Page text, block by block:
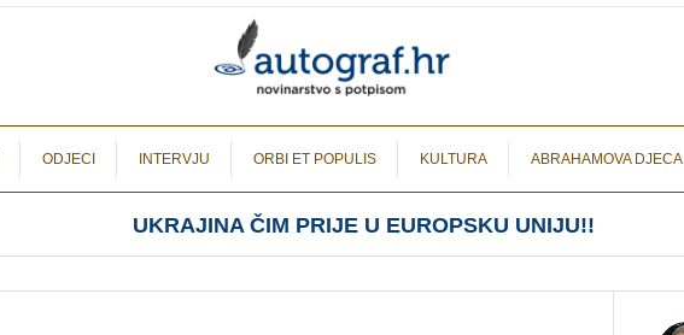
ODJECI INTERVJU ORBI ET POPULIS KULTURA ABRAHAMOVA DJECA
UKRAJINA ČIM PRIJE U EUROPSKU UNIJU!!